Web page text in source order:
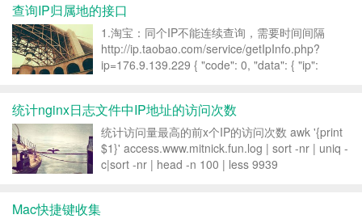
查询IP归属地的接口
1.淘宝：同个IP不能连续查询，需要时间间隔
http://ip.taobao.com/service/getIpInfo.php?
ip=176.9.139.229 { "code": 0, "data": { "ip":
统计nginx日志文件中IP地址的访问次数
统计访问量最高的前x个IP的访问次数 awk '{print
$1}' access.www.mitnick.fun.log | sort -nr | uniq -
c|sort -nr | head -n 100 | less 9939
Mac快捷键收集